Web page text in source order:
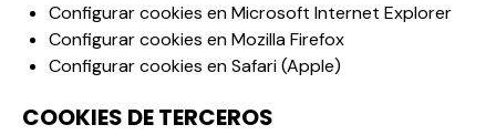
Configurar cookies en Microsoft Internet Explorer
Configurar cookies en Mozilla Firefox
Configurar cookies en Safari (Apple)
COOKIES DE TERCEROS